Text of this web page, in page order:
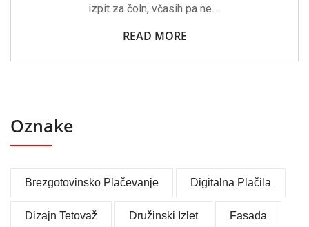
izpit za čoln, včasih pa ne.…
READ MORE
Oznake
Brezgotovinsko Plačevanje Digitalna Plačila
Dizajn Tetovaž Družinski Izlet Fasada